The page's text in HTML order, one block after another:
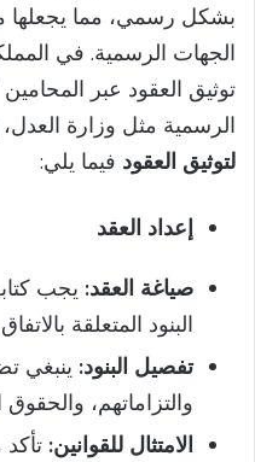
بشكل رسمي، مما يجعلها
الجهات الرسمية. في
توثيق العقود عبر
الرسمية مثل وزارة العدل،
لتوثيق العقود فيما يلي:
إعداد العقد
صياغة العقد: يجب
البنود المتعلقة
تفصيل البنود: ينبغي
والتزاماتهم، والحقوق
الامتثال للقوانين: